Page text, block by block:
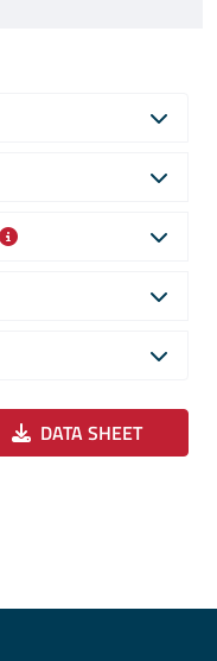
DATA SHEET